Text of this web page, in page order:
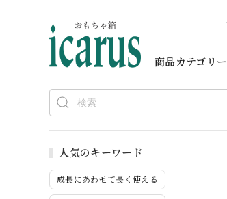
商品カテゴリー
人気のキーワード
成長にあわせて長く使える